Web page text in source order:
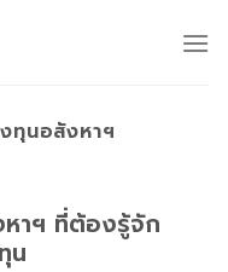
ทุนอสังหาฯ
หาฯ ที่ต้องรู้จัก
น